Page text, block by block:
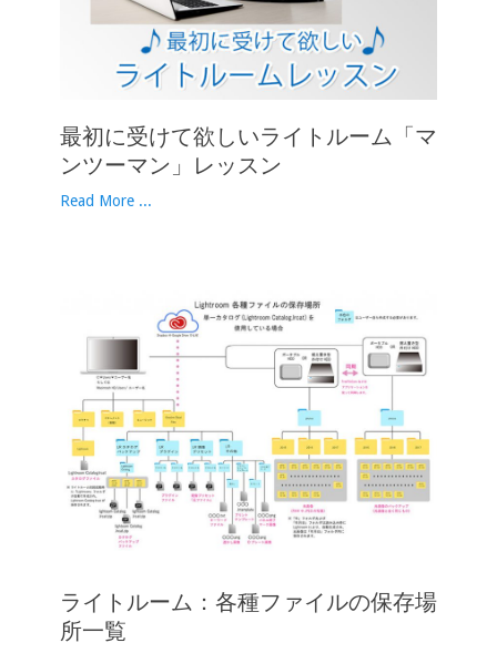
最初に受けて欲しいライトルーム「マ
ンツーマン」レッスン
Read More ...
ライトルーム：各種ファイルの保存場
所一覧